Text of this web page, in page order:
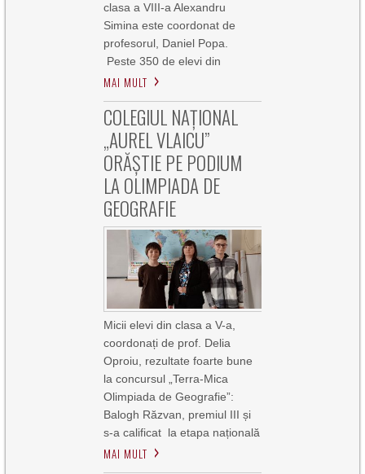
clasa a VIII-a Alexandru
Simina este coordonat de
profesorul, Daniel Popa.
Peste 350 de elevi din
MAI MULT
COLEGIUL NAȚIONAL
„AUREL VLAICU”
ORĂȘTIE PE PODIUM
LA OLIMPIADA DE
GEOGRAFIE
Micii elevi din clasa a V-a,
coordonați de prof. Delia
Oproiu, rezultate foarte bune
la concursul „Terra-Mica
Olimpiada de Geografie”:
Balogh Răzvan, premiul III și
s-a calificat la etapa națională
MAI MULT